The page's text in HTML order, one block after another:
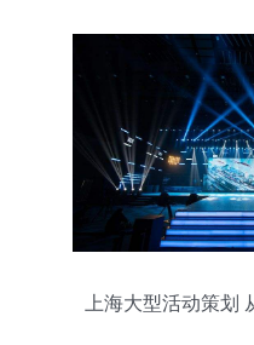
上海大型活动策划